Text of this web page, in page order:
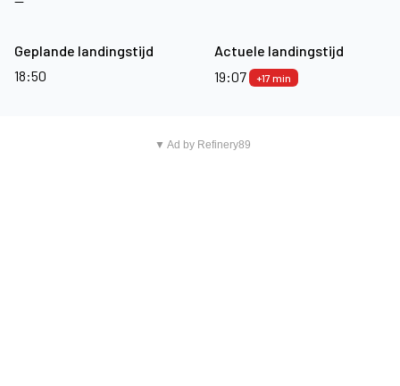
Geplande landingstijd
18:50
Actuele landingstijd
19:07
+17 min
▼ Ad by Refinery89